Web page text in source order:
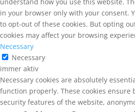
in your browser only with your consent.
to opt-out of these cookies. But opting
cookies may affect your browsing
Necessary
Necessary
immer aktiv
Necessary cookies are absolutely
function properly. These cookies ensure
security features of the website,